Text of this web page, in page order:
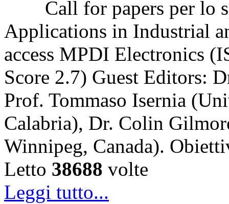
Call for papers per lo
Applications in Industrial
access MPDI Electronics
Score 2.7) Guest Editors:
Prof. Tommaso Isernia
Calabria), Dr. Colin
Winnipeg, Canada).
Letto 38688 volte
Leggi tutto...